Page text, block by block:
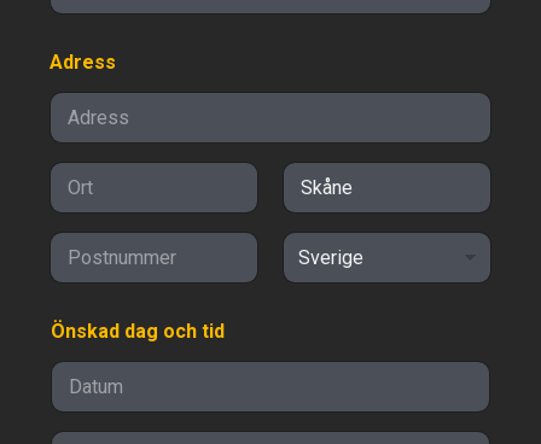
Adress
s/region
Önskad dag och tid